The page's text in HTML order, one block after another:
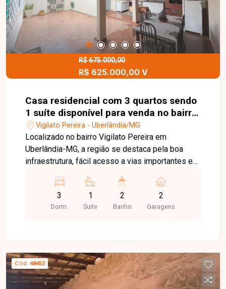
busca um espaço funcional, com potencial de
locação ou para acomodar familiares com
privacidade, em uma localização estratégica e
valorizada da cidade.
R$ 675.000,00
R$ 625.000,00 V
Casa residencial com 3 quartos sendo
1 suíte disponível para venda no bairro
Vigilato Pereira em Uberlândia-MG
Vigilato Pereira - Uberlândia/MG
Localizado no bairro Vigilato Pereira em
Uberlândia-MG, a região se destaca pela boa
infraestrutura, fácil acesso a vias importantes e
proporcionando praticidade no dia a dia. A casa
possui 214 m² de área construída em terreno de
300 m², composta por sala ampla em 3
gourmet equipada com churrasqueira, além de
quarto e banheiro de apoio. Conta ainda com 2
vagas de garagem. Entre em contato com a
3
Dorm.
1
Suite
2
Banho
2
Garagens
Cód. 48452